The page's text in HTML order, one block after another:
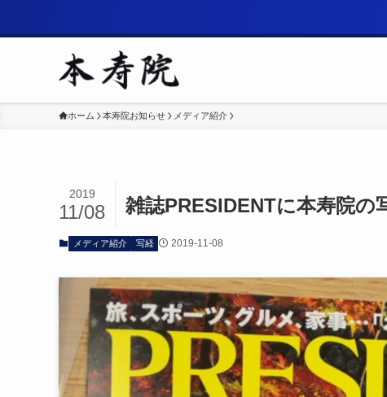
ホーム 本寿院お知らせ メディア紹介
雑誌PRESIDENTに本寿院の
2019
11/08
メディア紹介 写経 2019-11-08